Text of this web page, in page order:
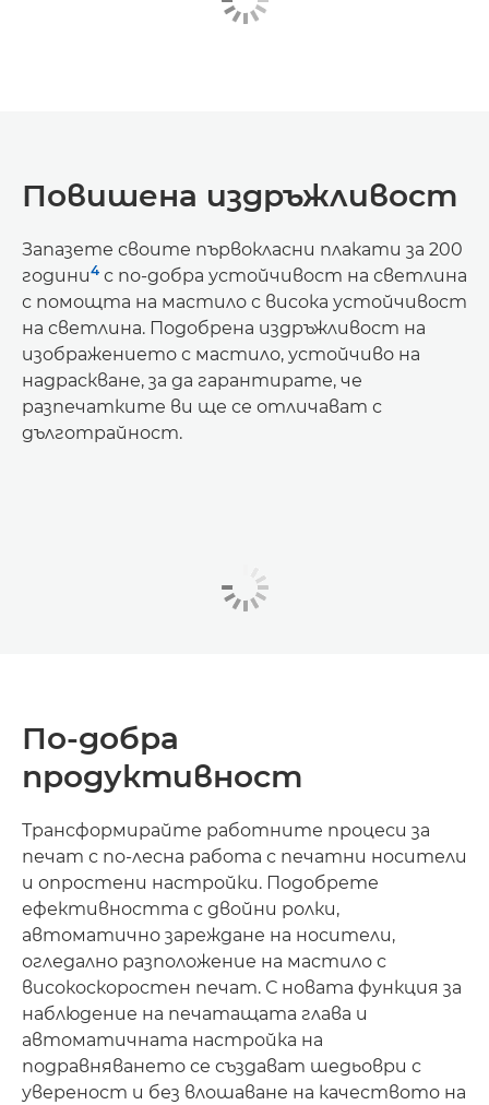
Повишена издръжливост
Запазете своите първокласни плакати за 200
години4 с по-добра устойчивост на светлина
с помощта на мастило с висока устойчивост
на светлина. Подобрена издръжливост на
изображението с мастило, устойчиво на
надраскване, за да гарантирате, че
разпечатките ви ще се отличават с
дълготрайност.
По-добра
продуктивност
Трансформирайте работните процеси за
печат с по-лесна работа с печатни носители
и опростени настройки. Подобрете
ефективността с двойни ролки,
автоматично зареждане на носители,
огледално разположение на мастило с
високоскоростен печат. С новата функция за
наблюдение на печатащата глава и
автоматичната настройка на
подравняването се създават шедьоври с
увереност и без влошаване на качеството на